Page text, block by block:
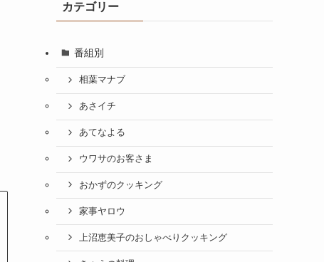
カテゴリー
番組別
相葉マナブ
あさイチ
あてなよる
ウワサのお客さま
おかずのクッキング
家事ヤロウ
上沼恵美子のおしゃべりクッキング